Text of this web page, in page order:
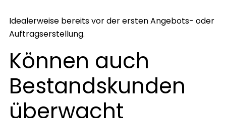
Idealerweise bereits vor der ersten Angebots- oder
Auftragserstellung.
Können auch
Bestandskunden
überwacht